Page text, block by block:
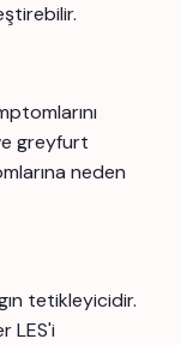
greyfurt
neden
tetikleyicidir.
LES'i